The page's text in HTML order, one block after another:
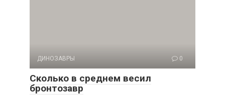
ДИНОЗАВРЫ 0
Сколько в среднем весил
бронтозавр